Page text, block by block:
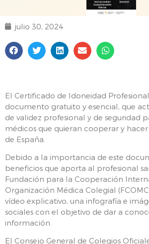
julio 30, 2024
El Certificado de Idoneidad Profesional
documento gratuito y esencial, que
de validez profesional y de seguridad
médicos que quieran cooperar y
de España.
Debido a la importancia de este
beneficios que aporta al profesional
Fundación para la Cooperación
Organización Médica Colegial
vídeo explicativo, una infografía e
sociales con el objetivo de dar a
información.
El Consejo General de Colegios